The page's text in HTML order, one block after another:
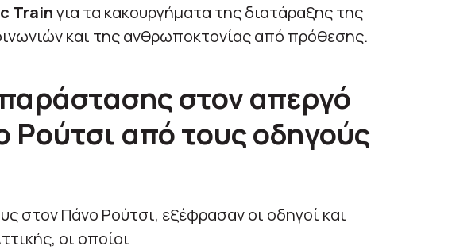
Trainγια τα κακουργήματα της διατάραξης της
και της ανθρωποκτονίας από πρόθεσης.
στον απεργό
Ρούτσι από τους οδηγούς
στον Πάνο Ρούτσι, εξέφρασαν οι οδηγοί και
οι οποίοι